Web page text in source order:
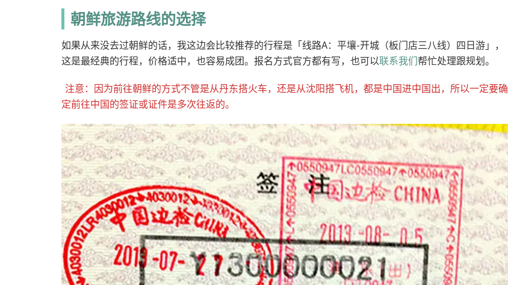
朝鲜旅游路线的选择
如果从来没去过朝鲜的话，我这边会比较推荐的行程是「线路A：平壤-开城（板门店三八线）四日游」，
这是最经典的行程，价格适中，也容易成团。报名方式官方都有写，也可以联系我们帮忙处理跟规划。
注意：因为前往朝鲜的方式不管是从丹东搭火车，还是从沈阳搭飞机，都是中国进中国出，所以一定要确
定前往中国的签证或证件是多次往返的。